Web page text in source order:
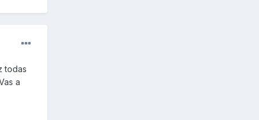
todas
a